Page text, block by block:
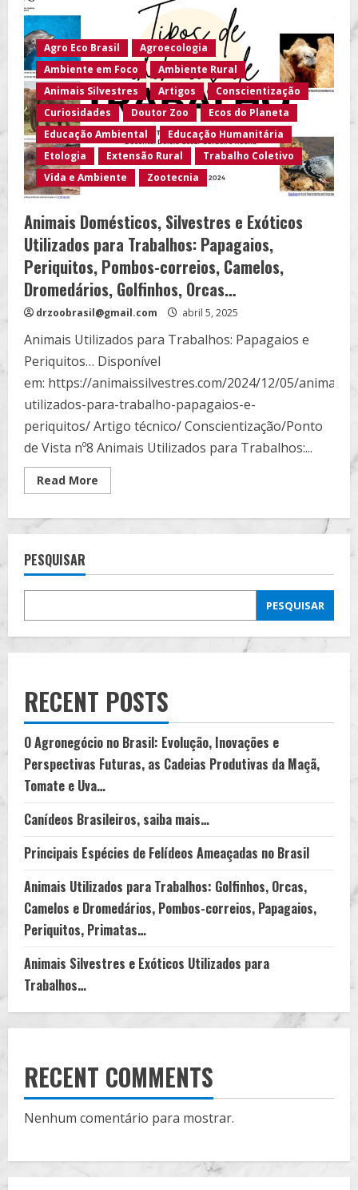
Trabalhos:
Golfinhos,
Orcas,
Camelos
e
Dromedários,
Pombos-
correios,
Papagaios,
Periquitos,
Primatas…
Agro Eco Brasil
Agroecologia
Ambiente em Foco
Ambiente Rural
Animais Silvestres
Artigos
Conscientização
Curiosidades
Doutor Zoo
Ecos do Planeta
Educação Ambiental
Educação Humanitária
Etologia
Extensão Rural
Trabalho Coletivo
Vida e Ambiente
Zootecnia
Animais Domésticos, Silvestres e Exóticos
Utilizados para Trabalhos: Papagaios,
Periquitos, Pombos-correios, Camelos,
Dromedários, Golfinhos, Orcas…
drzoobrasil@gmail.com abril 5, 2025
Animais Utilizados para Trabalhos: Papagaios e
Periquitos… Disponível
em: https://animaissilvestres.com/2024/12/05/animais-
utilizados-para-trabalho-papagaios-e-
periquitos/ Artigo técnico/ Conscientização/Ponto
de Vista nº8 Animais Utilizados para Trabalhos:...
Read More
more
Silvestres
para
Trabalhos:
Pombos-
correios,
PESQUISAR
PESQUISAR
RECENT POSTS
O Agronegócio no Brasil: Evolução, Inovações e
Perspectivas Futuras, as Cadeias Produtivas da Maçã,
Tomate e Uva…
Canídeos Brasileiros, saiba mais…
Principais Espécies de Felídeos Ameaçadas no Brasil
Animais Utilizados para Trabalhos: Golfinhos, Orcas,
Camelos e Dromedários, Pombos-correios, Papagaios,
Periquitos, Primatas…
Animais Silvestres e Exóticos Utilizados para
Trabalhos…
RECENT COMMENTS
Nenhum comentário para mostrar.